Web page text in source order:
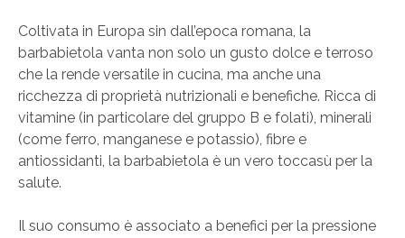
Coltivata in Europa sin dall’epoca romana, la
barbabietola vanta non solo un gusto dolce e terroso
che la rende versatile in cucina, ma anche una
ricchezza di proprietà nutrizionali e benefiche. Ricca di
vitamine (in particolare del gruppo B e folati), minerali
(come ferro, manganese e potassio), fibre e
antiossidanti, la barbabietola è un vero toccasù per la
salute.
Il suo consumo è associato a benefici per la pressione